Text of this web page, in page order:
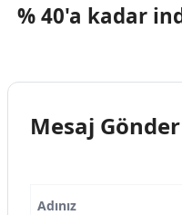
% 40'a kadar
Mesaj Gönder
Adınız